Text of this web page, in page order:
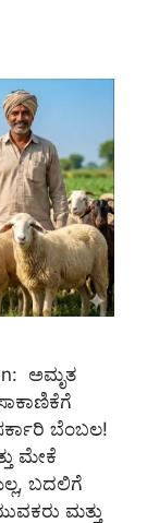
ಅಮೃತ
ಬೆಂಬಲ!
ಮೇಕೆ
ಬದಲಿಗೆ
ಮತ್ತು